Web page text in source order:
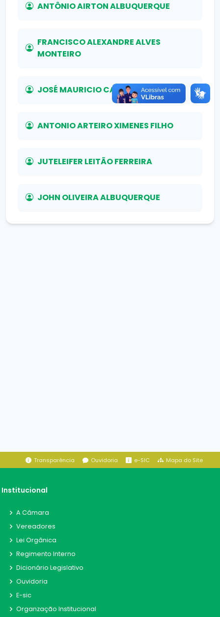
ANTÔNIO AIRTON ALBUQUERQUE
FRANCISCO ALEXANDRE ALVES
MONTEIRO
JOSÉ MAURICIO CARVALHO
ANTONIO ARTEIRO XIMENES FILHO
JUTELEIFER LEITÃO FERREIRA
JOHN OLIVEIRA ALBUQUERQUE
Transparência Ouvidoria e-SIC Mapa do Site
Institucional
A Câmara
Vereadores
Lei Orgânica
Regimento Interno
Dicionário Legislativo
Ouvidoria
E-sic
Organzação Institucional